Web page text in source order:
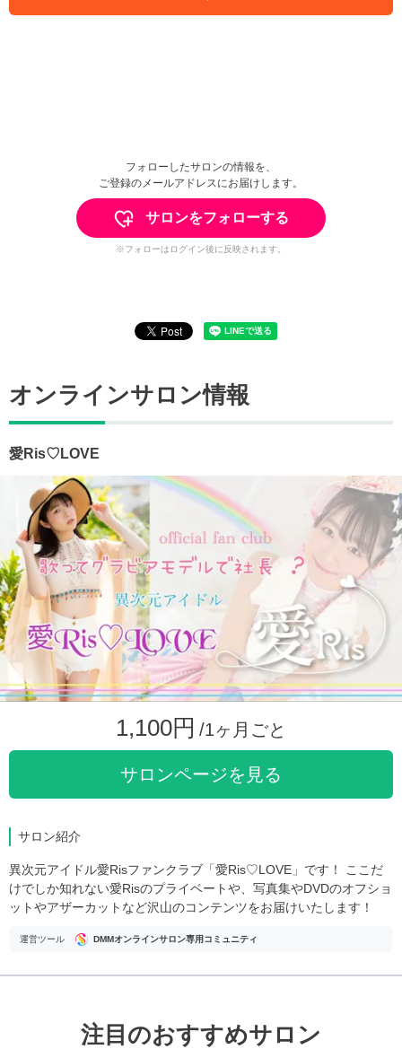
フォローしたサロンの情報を、
ご登録のメールアドレスにお届けします。
サロンをフォローする
※フォローはログイン後に反映されます。
オンラインサロン情報
愛Ris♡LOVE
1,100円 /1ヶ月ごと
サロンページを見る
サロン紹介
異次元アイドル愛Risファンクラブ「愛Ris♡LOVE」です！ ここだ
けでしか知れない愛Risのプライベートや、写真集やDVDのオフショ
ットやアザーカットなど沢山のコンテンツをお届けいたします！
運営ツール DMMオンラインサロン専用コミュニティ
注目のおすすめサロン